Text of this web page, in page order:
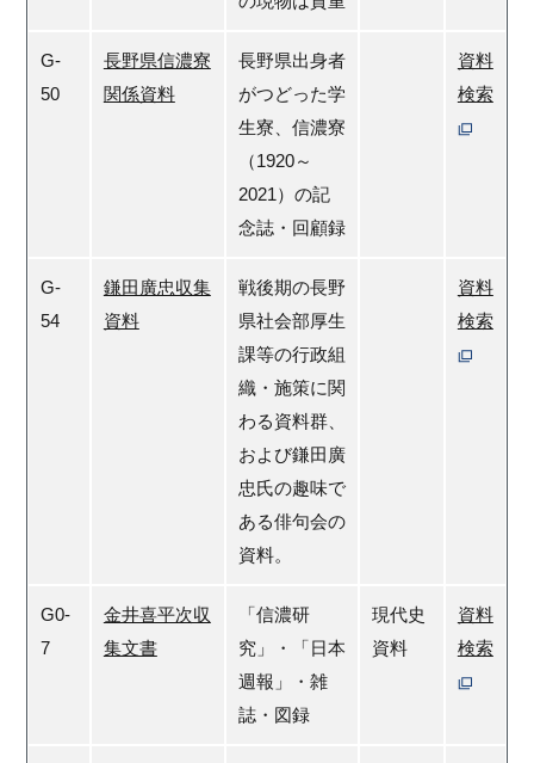
G-
50
長野県信濃寮
関係資料
長野県出身者
がつどった学
生寮、信濃寮
（1920～
2021）の記
念誌・回顧録
資料
検索
G-
54
鎌田廣忠収集
資料
戦後期の長野
県社会部厚生
課等の行政組
織・施策に関
わる資料群、
および鎌田廣
忠氏の趣味で
ある俳句会の
資料。
資料
検索
G0-
7
金井喜平次収
集文書
「信濃研
究」・「日本
週報」・雑
誌・図録
現代史
資料
資料
検索